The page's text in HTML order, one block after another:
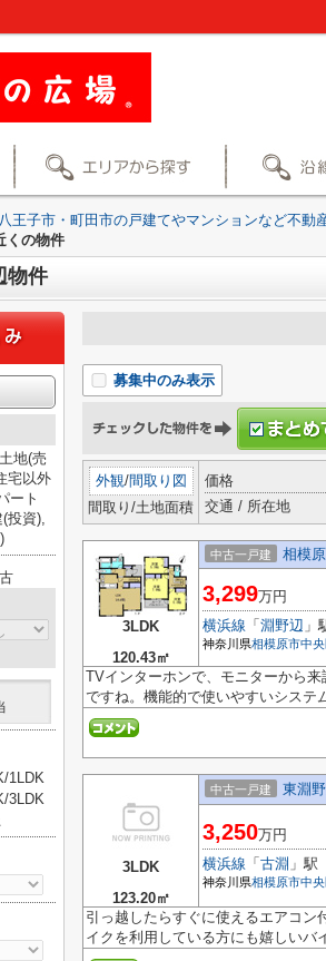
王子市・町田市の戸建てやマンションなど不動
くの物件
物件
募集中のみ表示
外観/間取り図
間取り/土地面積
価格
交通 / 所在地
3LDK
120.43㎡
中古一戸建 相模
3,299万円
横浜線 「 淵野辺 」
神奈川県相模原市中央
TVインターホンで、モニターから
ですね。機能的で使いやすいシステ
3LDK
123.20㎡
中古一戸建 東淵
3,250万円
横浜線 「 古淵 」駅
神奈川県相模原市中央
引っ越したらすぐに使えるエアコン
イクを利用している方にも嬉しいバ
地(売
宅以外
ート
投資),
1LDK
3LDK